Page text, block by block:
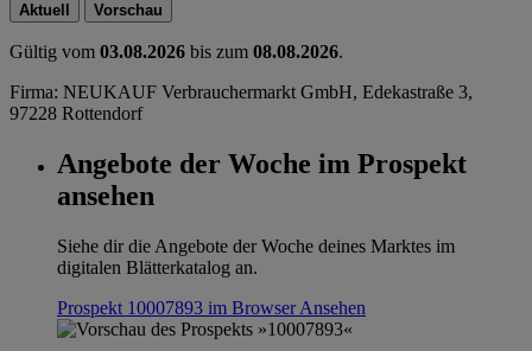
Aktuell Vorschau
Gültig vom 03.08.2026 bis zum 08.08.2026.
Firma: NEUKAUF Verbrauchermarkt GmbH, Edekastraße 3,
97228 Rottendorf
Angebote der Woche im Prospekt
ansehen
Siehe dir die Angebote der Woche deines Marktes im
digitalen Blätterkatalog an.
Prospekt 10007893 im BrowserAnsehen